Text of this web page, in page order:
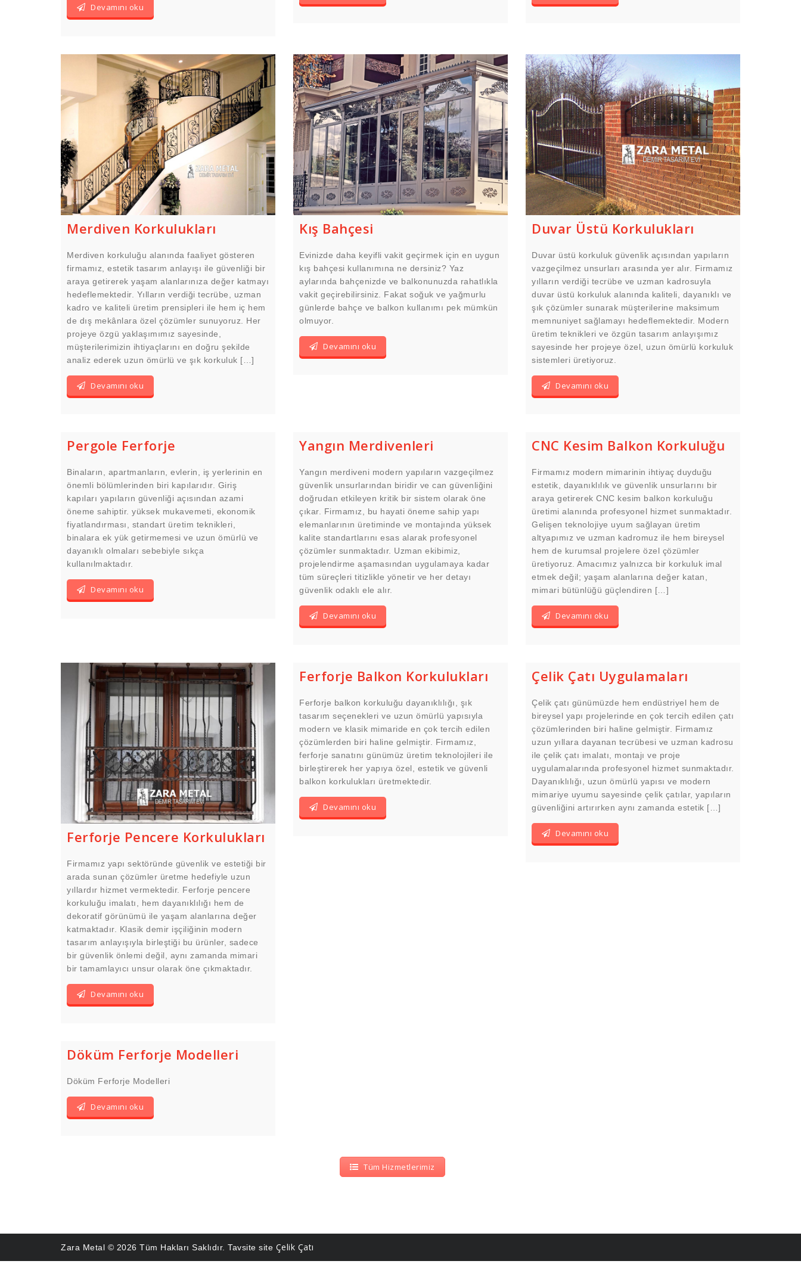
Devamını oku
Merdiven Korkulukları
Merdiven korkuluğu alanında faaliyet gösteren
firmamız, estetik tasarım anlayışı ile güvenliği bir
araya getirerek yaşam alanlarınıza değer katmayı
hedeflemektedir. Yılların verdiği tecrübe, uzman
kadro ve kaliteli üretim prensipleri ile hem iç hem
de dış mekânlara özel çözümler sunuyoruz. Her
projeye özgü yaklaşımımız sayesinde,
müşterilerimizin ihtiyaçlarını en doğru şekilde
analiz ederek uzun ömürlü ve şık korkuluk […]
Devamını oku
Kış Bahçesi
Evinizde daha keyifli vakit geçirmek için en uygun
kış bahçesi kullanımına ne dersiniz? Yaz
aylarında bahçenizde ve balkonunuzda rahatlıkla
vakit geçirebilirsiniz. Fakat soğuk ve yağmurlu
günlerde bahçe ve balkon kullanımı pek mümkün
olmuyor.
Devamını oku
Duvar Üstü Korkulukları
Duvar üstü korkuluk güvenlik açısından yapıların
vazgeçilmez unsurları arasında yer alır. Firmamız
yılların verdiği tecrübe ve uzman kadrosuyla
duvar üstü korkuluk alanında kaliteli, dayanıklı ve
şık çözümler sunarak müşterilerine maksimum
memnuniyet sağlamayı hedeflemektedir. Modern
üretim teknikleri ve özgün tasarım anlayışımız
sayesinde her projeye özel, uzun ömürlü korkuluk
sistemleri üretiyoruz.
Devamını oku
Pergole Ferforje
Binaların, apartmanların, evlerin, iş yerlerinin en
önemli bölümlerinden biri kapılarıdır. Giriş
kapıları yapıların güvenliği açısından azami
öneme sahiptir. yüksek mukavemeti, ekonomik
fiyatlandırması, standart üretim teknikleri,
binalara ek yük getirmemesi ve uzun ömürlü ve
dayanıklı olmaları sebebiyle sıkça
kullanılmaktadır.
Devamını oku
Yangın Merdivenleri
Yangın merdiveni modern yapıların vazgeçilmez
güvenlik unsurlarından biridir ve can güvenliğini
doğrudan etkileyen kritik bir sistem olarak öne
çıkar. Firmamız, bu hayati öneme sahip yapı
elemanlarının üretiminde ve montajında yüksek
kalite standartlarını esas alarak profesyonel
çözümler sunmaktadır. Uzman ekibimiz,
projelendirme aşamasından uygulamaya kadar
tüm süreçleri titizlikle yönetir ve her detayı
güvenlik odaklı ele alır.
Devamını oku
CNC Kesim Balkon Korkuluğu
Firmamız modern mimarinin ihtiyaç duyduğu
estetik, dayanıklılık ve güvenlik unsurlarını bir
araya getirerek CNC kesim balkon korkuluğu
üretimi alanında profesyonel hizmet sunmaktadır.
Gelişen teknolojiye uyum sağlayan üretim
altyapımız ve uzman kadromuz ile hem bireysel
hem de kurumsal projelere özel çözümler
üretiyoruz. Amacımız yalnızca bir korkuluk imal
etmek değil; yaşam alanlarına değer katan,
mimari bütünlüğü güçlendiren […]
Devamını oku
Ferforje Pencere Korkulukları
Firmamız yapı sektöründe güvenlik ve estetiği bir
arada sunan çözümler üretme hedefiyle uzun
yıllardır hizmet vermektedir. Ferforje pencere
korkuluğu imalatı, hem dayanıklılığı hem de
dekoratif görünümü ile yaşam alanlarına değer
katmaktadır. Klasik demir işçiliğinin modern
tasarım anlayışıyla birleştiği bu ürünler, sadece
bir güvenlik önlemi değil, aynı zamanda mimari
bir tamamlayıcı unsur olarak öne çıkmaktadır.
Devamını oku
Ferforje Balkon Korkulukları
Ferforje balkon korkuluğu dayanıklılığı, şık
tasarım seçenekleri ve uzun ömürlü yapısıyla
modern ve klasik mimaride en çok tercih edilen
çözümlerden biri haline gelmiştir. Firmamız,
ferforje sanatını günümüz üretim teknolojileri ile
birleştirerek her yapıya özel, estetik ve güvenli
balkon korkulukları üretmektedir.
Devamını oku
Çelik Çatı Uygulamaları
Çelik çatı günümüzde hem endüstriyel hem de
bireysel yapı projelerinde en çok tercih edilen çatı
çözümlerinden biri haline gelmiştir. Firmamız
uzun yıllara dayanan tecrübesi ve uzman kadrosu
ile çelik çatı imalatı, montajı ve proje
uygulamalarında profesyonel hizmet sunmaktadır.
Dayanıklılığı, uzun ömürlü yapısı ve modern
mimariye uyumu sayesinde çelik çatılar, yapıların
güvenliğini artırırken aynı zamanda estetik […]
Devamını oku
Döküm Ferforje Modelleri
Döküm Ferforje Modelleri
Devamını oku
Tüm Hizmetlerimiz
Zara Metal © 2026 Tüm Hakları Saklıdır. Tavsite site Çelik Çatı